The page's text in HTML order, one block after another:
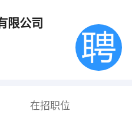
限公司
在招职位